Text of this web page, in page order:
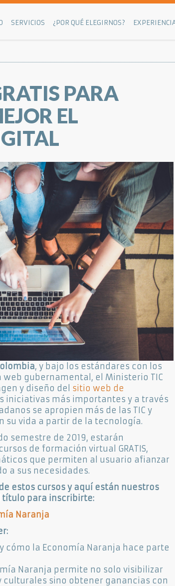
SERVICIOS ¿POR QUÉ ELEGIRNOS?
PARA
EL
, y bajo los estándares con los
gubernamental, el Ministerio TIC
y diseño del sitio web de
iniciativas más importantes y a través
se apropien más de las TIC y
su vida a partir de la tecnología.
semestre de 2019, estarán
de formación virtual GRATIS,
que permiten al usuario afianzar
a sus necesidades.
estos cursos y aquí están nuestros
título para inscribirte:
Naranja
cómo la Economía Naranja hace parte
Naranja permite no solo visibilizar
culturales sino obtener ganancias con